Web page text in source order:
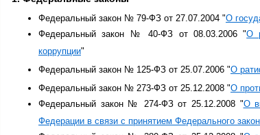
Федеральный закон № 79-ФЗ от 27.07.2004 "О
Федеральный закон № 40-ФЗ от 08.03.2006 "О
коррупции"
Федеральный закон № 125-ФЗ от 25.07.2006 "О
Федеральный закон № 273-ФЗ от 25.12.2008 "О
Федеральный закон № 274-ФЗ от 25.12.2008 "О
Федерации в связи с принятием Федерального